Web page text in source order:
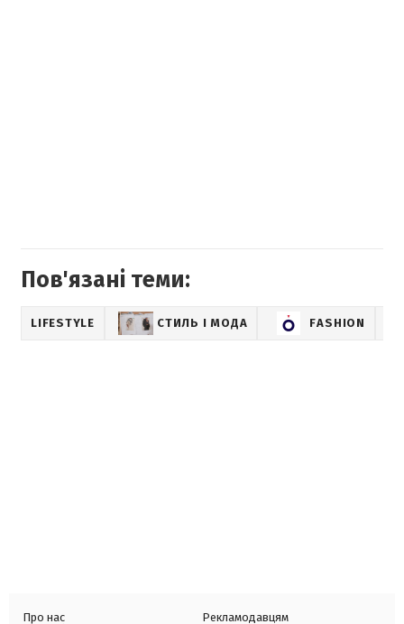
Пов'язані теми:
LIFESTYLE СТИЛЬ І МОДА FASHION
Про нас
Рекламодавцям